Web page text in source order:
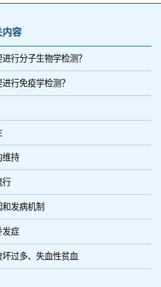
内容
行分子生物学检测？
行免疫学检测？
维持
行
发病机制
发症
过多、失血性贫血